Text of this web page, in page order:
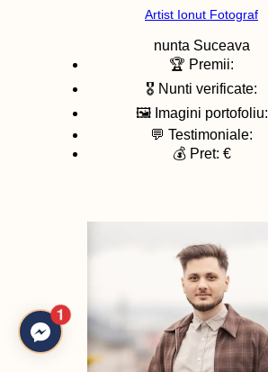
Artist Ionut Fotograf
nunta Suceava
🏆 Premii:
🎖️ Nunti verificate:
🖼️ Imagini portofoliu:
💬 Testimoniale:
💰 Pret: €